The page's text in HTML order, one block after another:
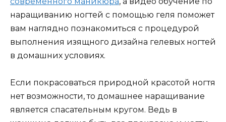
наращиванию ногтей с помощью геля поможет
вам наглядно познакомиться с процедурой
выполнения изящного дизайна гелевых ногтей
в домашних условиях.
Если покрасоваться природной красотой ногтя
нет возможности, то домашнее наращивание
является спасательным кругом. Ведь в